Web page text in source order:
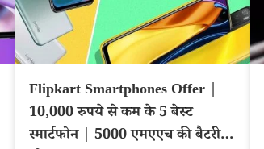
Flipkart Smartphones Offer |
10,000 रुपये से कम के 5 बेस्ट
स्मार्टफोन | 5000 एमएएच की बैटरी